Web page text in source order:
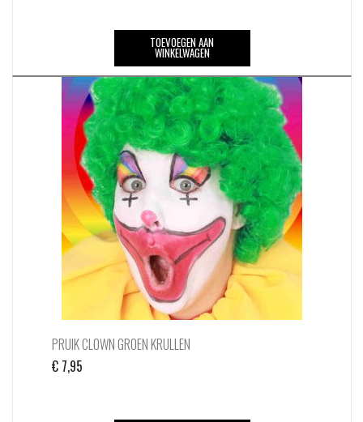
TOEVOEGEN AAN
WINKELWAGEN
PRUIK CLOWN GROEN KRULLEN
€ 7,95